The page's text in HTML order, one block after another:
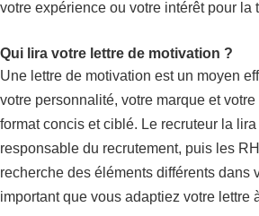
votre expérience ou votre intérêt pour la
Qui lira votre lettre de motivation ?
Une lettre de motivation est un moyen
votre personnalité, votre marque et
format concis et ciblé. Le recruteur la
responsable du recrutement, puis les
recherche des éléments différents dans
important que vous adaptiez votre lettre